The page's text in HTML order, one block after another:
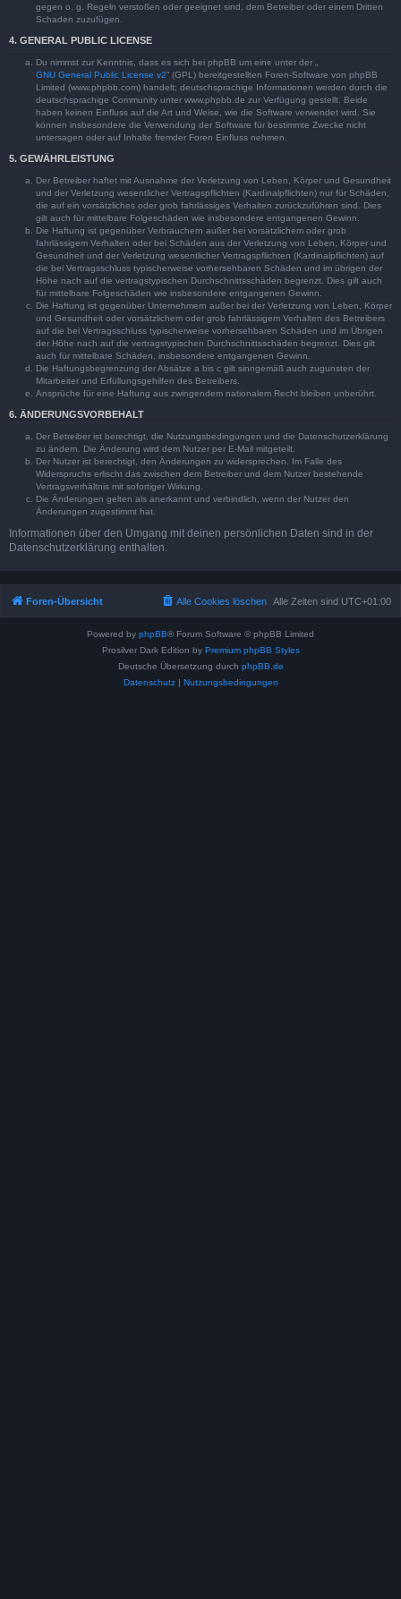
gegen o. g. Regeln verstoßen oder geeignet sind, dem Betreiber oder einem Dritten
Schaden zuzufügen.
4. GENERAL PUBLIC LICENSE
Du nimmst zur Kenntnis, dass es sich bei phpBB um eine unter der „
GNU General Public License v2“ (GPL) bereitgestellten Foren-Software von phpBB
Limited (www.phpbb.com) handelt; deutschsprachige Informationen werden durch die
deutschsprachige Community unter www.phpbb.de zur Verfügung gestellt. Beide
haben keinen Einfluss auf die Art und Weise, wie die Software verwendet wird. Sie
können insbesondere die Verwendung der Software für bestimmte Zwecke nicht
untersagen oder auf Inhalte fremder Foren Einfluss nehmen.
5. GEWÄHRLEISTUNG
Der Betreiber haftet mit Ausnahme der Verletzung von Leben, Körper und Gesundheit
und der Verletzung wesentlicher Vertragspflichten (Kardinalpflichten) nur für Schäden,
die auf ein vorsätzliches oder grob fahrlässiges Verhalten zurückzuführen sind. Dies
gilt auch für mittelbare Folgeschäden wie insbesondere entgangenen Gewinn.
Die Haftung ist gegenüber Verbrauchern außer bei vorsätzlichem oder grob
fahrlässigem Verhalten oder bei Schäden aus der Verletzung von Leben, Körper und
Gesundheit und der Verletzung wesentlicher Vertragspflichten (Kardinalpflichten) auf
die bei Vertragsschluss typischerweise vorhersehbaren Schäden und im übrigen der
Höhe nach auf die vertragstypischen Durchschnittsschäden begrenzt. Dies gilt auch
für mittelbare Folgeschäden wie insbesondere entgangenen Gewinn.
Die Haftung ist gegenüber Unternehmern außer bei der Verletzung von Leben, Körper
und Gesundheit oder vorsätzlichem oder grob fahrlässigem Verhalten des Betreibers
auf die bei Vertragsschluss typischerweise vorhersehbaren Schäden und im Übrigen
der Höhe nach auf die vertragstypischen Durchschnittsschäden begrenzt. Dies gilt
auch für mittelbare Schäden, insbesondere entgangenen Gewinn.
Die Haftungsbegrenzung der Absätze a bis c gilt sinngemäß auch zugunsten der
Mitarbeiter und Erfüllungsgehilfen des Betreibers.
Ansprüche für eine Haftung aus zwingendem nationalem Recht bleiben unberührt.
6. ÄNDERUNGSVORBEHALT
Der Betreiber ist berechtigt, die Nutzungsbedingungen und die Datenschutzerklärung
zu ändern. Die Änderung wird dem Nutzer per E-Mail mitgeteilt.
Der Nutzer ist berechtigt, den Änderungen zu widersprechen. Im Falle des
Widerspruchs erlischt das zwischen dem Betreiber und dem Nutzer bestehende
Vertragsverhältnis mit sofortiger Wirkung.
Die Änderungen gelten als anerkannt und verbindlich, wenn der Nutzer den
Änderungen zugestimmt hat.
Informationen über den Umgang mit deinen persönlichen Daten sind in der
Datenschutzerklärung enthalten.
Foren-Übersicht Alle Zeiten sind UTC+01:00
Alle Cookies löschen
Powered by phpBB® Forum Software © phpBB Limited
Prosilver Dark Edition by Premium phpBB Styles
Deutsche Übersetzung durch phpBB.de
Datenschutz| Nutzungsbedingungen